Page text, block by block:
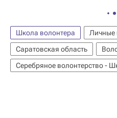
Школа волонтера
Личные
Саратовская область
Серебряное волонтерство -